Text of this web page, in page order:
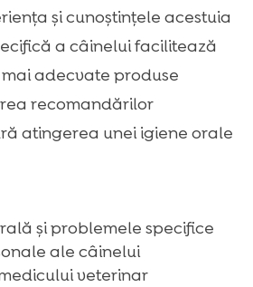
și cunoștințele acestuia
a câinelui facilitează
adecvate produse
recomandărilor
atingerea unei igiene orale
și problemele specifice
ale câinelui
veterinar